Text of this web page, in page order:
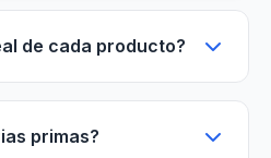
de cada producto?
primas?